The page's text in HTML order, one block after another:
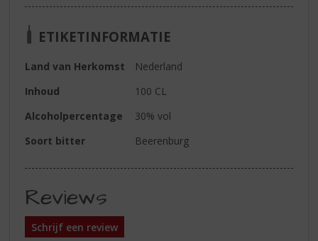
ETIKETINFORMATIE
Land van Herkomst
Nederland
Inhoud
100 CL
Alcoholpercentage
30% vol
Soort bitter
Beerenburg
Reviews
Schrijf een review